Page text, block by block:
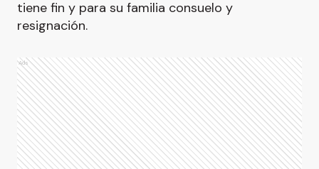
tiene fin y para su familia consuelo y
resignación.
Ads